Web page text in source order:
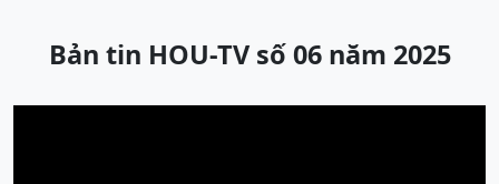
Bản tin HOU-TV số 06 năm 2025